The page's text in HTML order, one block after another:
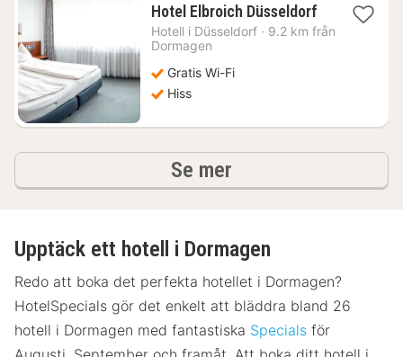
Hotel Elbroich Düsseldorf1
natt
Hotell i Düsseldorf · 9.2 km från
Dormagen
Gratis Wi-Fi
Hiss
Se mer
Upptäck ett hotell i Dormagen
Redo att boka det perfekta hotellet i Dormagen?
HotelSpecials gör det enkelt att bläddra bland 26
hotell i Dormagen med fantastiska Specials för